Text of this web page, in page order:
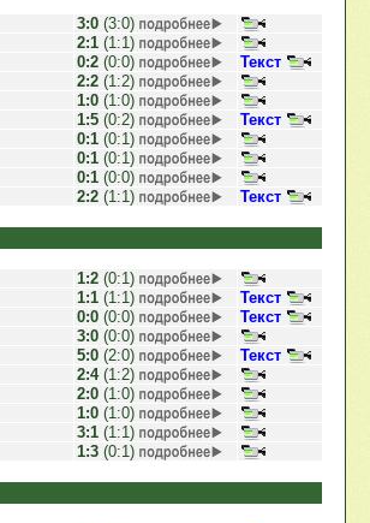
3:0 (3:0)
2:1 (1:1)
0:2 (0:0)
Текст
2:2 (1:2)
1:0 (1:0)
1:5 (0:2)
Текст
0:1 (0:1)
0:1 (0:1)
0:1 (0:0)
2:2 (1:1) Текст
1:2 (0:1)
1:1 (1:1)
Текст
0:0 (0:0)
Текст
3:0 (0:0)
5:0 (2:0)
Текст
2:4(1:2)
2:0 (1:0)
1:0 (1:0)
3:1 (1:1)
1:3 (0:1)